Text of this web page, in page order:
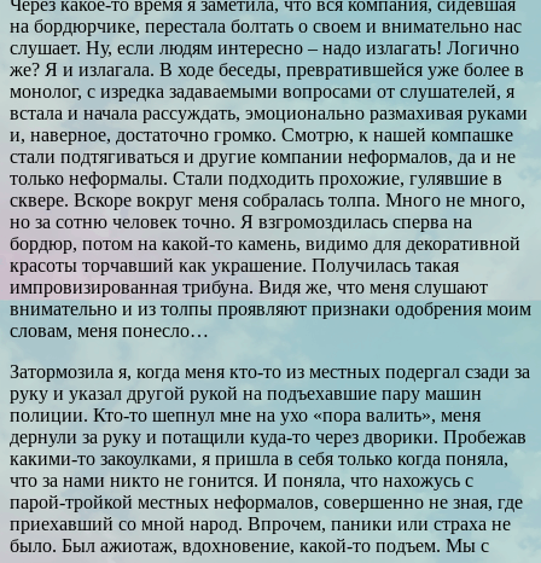
на бордюрчике, перестала болтать о своем и внимательно нас
слушает. Ну, если людям интересно – надо излагать! Логично
же? Я и излагала. В ходе беседы, превратившейся уже более в
монолог, с изредка задаваемыми вопросами от слушателей, я
встала и начала рассуждать, эмоционально размахивая руками
и, наверное, достаточно громко. Смотрю, к нашей компашке
стали подтягиваться и другие компании неформалов, да и не
только неформалы. Стали подходить прохожие, гулявшие в
сквере. Вскоре вокруг меня собралась толпа. Много не много,
но за сотню человек точно. Я взгромоздилась сперва на
бордюр, потом на какой-то камень, видимо для декоративной
красоты торчавший как украшение. Получилась такая
импровизированная трибуна. Видя же, что меня слушают
внимательно и из толпы проявляют признаки одобрения моим
словам, меня понесло…
Затормозила я, когда меня кто-то из местных подергал сзади за
руку и указал другой рукой на подъехавшие пару машин
полиции. Кто-то шепнул мне на ухо «пора валить», меня
дернули за руку и потащили куда-то через дворики. Пробежав
какими-то закоулками, я пришла в себя только когда поняла,
что за нами никто не гонится. И поняла, что нахожусь с
парой-тройкой местных неформалов, совершенно не зная, где
приехавший со мной народ. Впрочем, паники или страха не
было. Был ажиотаж, вдохновение, какой-то подъем. Мы с